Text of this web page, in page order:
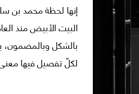
إنها لحظة محمد بن
بالشكل وبالمضمون،
لكلّ تفصيل فيها